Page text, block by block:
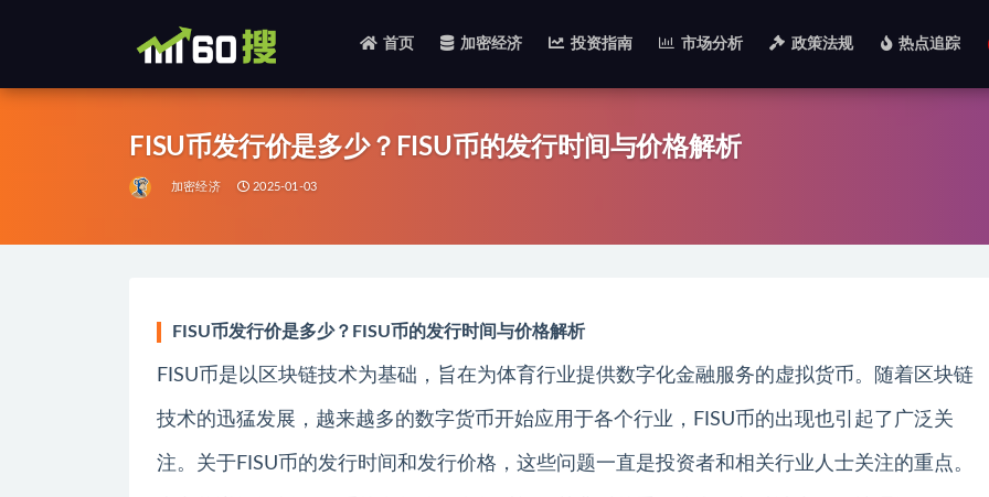
首页 加密经济 投资指南 市场分析 政策法规 热点追踪
FISU币发行价是多少？FISU币的发行时间与价格解析
加密经济 2025-01-03
FISU币发行价是多少？FISU币的发行时间与价格解析
FISU币是以区块链技术为基础，旨在为体育行业提供数字化金融服务的虚拟货币。随着区块链
技术的迅猛发展，越来越多的数字货币开始应用于各个行业，FISU币的出现也引起了广泛关
注。关于FISU币的发行时间和发行价格，这些问题一直是投资者和相关行业人士关注的重点。